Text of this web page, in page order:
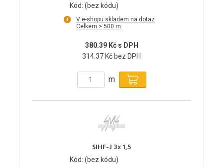
Kód: (bez kódu)
V e-shopu skladem na dotaz
Celkem > 500 m
380.39 Kč s DPH
314.37 Kč bez DPH
m
SIHF-J 3x 1,5
Kód: (bez kódu)